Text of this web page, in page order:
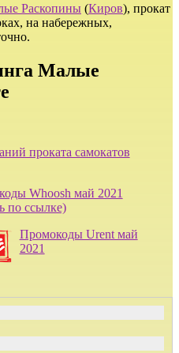
Раскопины (Киров), прокат
на набережных,
Малые
проката самокатов
Whoosh май 2021
по ссылке)
Промокоды Urent май
2021